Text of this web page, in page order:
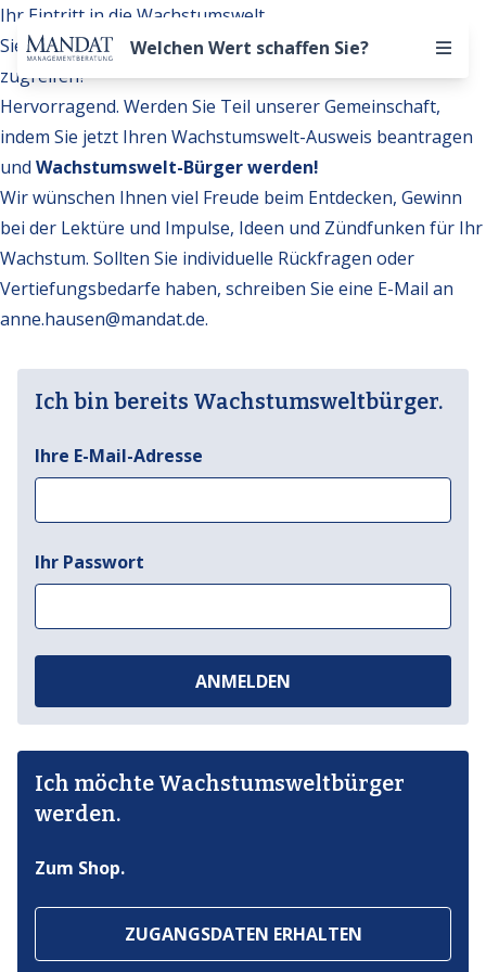
Welchen Wert schaffen Sie?
Ihr Eintritt in die Wachstumswelt
Sie möchten auf weitere Inhalte der Wachstumswelt
zugreifen?
Hervorragend. Werden Sie Teil unserer Gemeinschaft,
indem Sie jetzt Ihren Wachstumswelt-Ausweis beantragen
und Wachstumswelt-Bürger werden!
Wir wünschen Ihnen viel Freude beim Entdecken, Gewinn
bei der Lektüre und Impulse, Ideen und Zündfunken für Ihr
Wachstum. Sollten Sie individuelle Rückfragen oder
Vertiefungsbedarfe haben, schreiben Sie eine E-Mail an
anne.hausen@mandat.de.
Ich bin bereits Wachstumsweltbürger.
Ihre E-Mail-Adresse
Ihr Passwort
ANMELDEN
Ich möchte Wachstumsweltbürger
werden.
Zum Shop.
ZUGANGSDATEN ERHALTEN